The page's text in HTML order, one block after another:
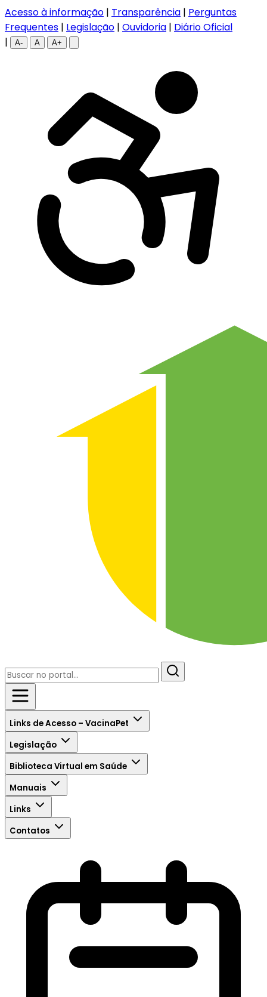
Acesso à informação | Transparência | Perguntas
Frequentes | Legislação | Ouvidoria | Diário Oficial
|
A- A A+
Links de Acesso – VacinaPet
Legislação
Biblioteca Virtual em Saúde
Manuais
Links
Contatos